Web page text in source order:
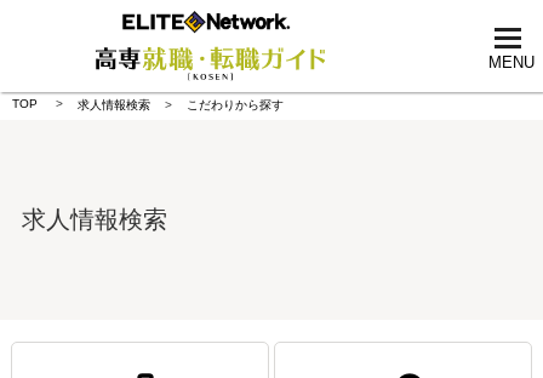
MENU
TOP 求人情報検索 こだわりから探す
求人情報検索